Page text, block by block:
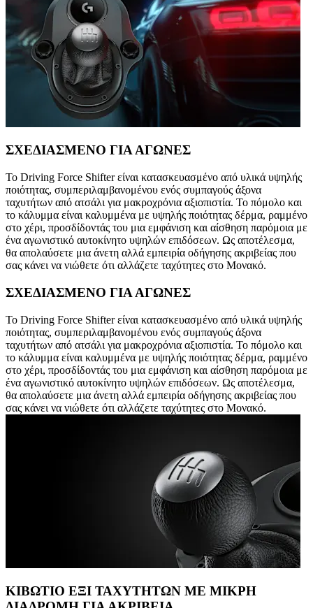
ΣΧΕΔΙΑΣΜΕΝΟ ΓΙΑ ΑΓΩΝΕΣ
Το Driving Force Shifter είναι κατασκευασμένο από υλικά υψηλής
ποιότητας, συμπεριλαμβανομένου ενός συμπαγούς άξονα
ταχυτήτων από ατσάλι για μακροχρόνια αξιοπιστία. Το πόμολο και
το κάλυμμα είναι καλυμμένα με υψηλής ποιότητας δέρμα, ραμμένο
στο χέρι, προσδίδοντάς του μια εμφάνιση και αίσθηση παρόμοια με
ένα αγωνιστικό αυτοκίνητο υψηλών επιδόσεων. Ως αποτέλεσμα,
θα απολαύσετε μια άνετη αλλά εμπειρία οδήγησης ακριβείας που
σας κάνει να νιώθετε ότι αλλάζετε ταχύτητες στο Μονακό.
ΣΧΕΔΙΑΣΜΕΝΟ ΓΙΑ ΑΓΩΝΕΣ
Το Driving Force Shifter είναι κατασκευασμένο από υλικά υψηλής
ποιότητας, συμπεριλαμβανομένου ενός συμπαγούς άξονα
ταχυτήτων από ατσάλι για μακροχρόνια αξιοπιστία. Το πόμολο και
το κάλυμμα είναι καλυμμένα με υψηλής ποιότητας δέρμα, ραμμένο
στο χέρι, προσδίδοντάς του μια εμφάνιση και αίσθηση παρόμοια με
ένα αγωνιστικό αυτοκίνητο υψηλών επιδόσεων. Ως αποτέλεσμα,
θα απολαύσετε μια άνετη αλλά εμπειρία οδήγησης ακριβείας που
σας κάνει να νιώθετε ότι αλλάζετε ταχύτητες στο Μονακό.
ΚΙΒΩΤΙΟ ΕΞΙ ΤΑΧΥΤΗΤΩΝ ΜΕ ΜΙΚΡΗ